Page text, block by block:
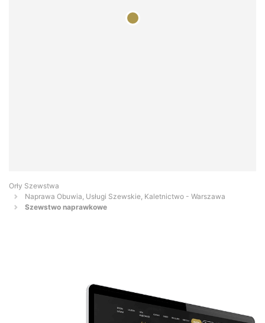
Orły Szewstwa
Naprawa Obuwia, Usługi Szewskie, Kaletnictwo - Warszawa
Szewstwo naprawkowe